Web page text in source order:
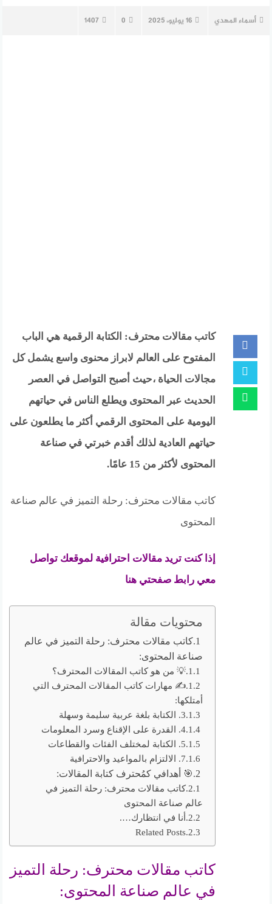
أسماء المهدي 16 يوليو، 2025 0
1407
كاتب مقالات محترف: الكتابة الرقمية هي الباب
المفتوح على العالم لابراز محنوى واسع يشمل كل
مجالات الحياة ،حيث أصبح التواصل في العصر
الحديث عبر المحتوى ويطلع الناس في حياتهم
اليومية على المحتوى الرقمي أكثر ما يطلعون على
حياتهم العادية لذلك أقدم خبرتي في صناعة
المحتوى لأكثر من 15 عامًا.
كاتب مقالات محترف: رحلة التميز في عالم صناعة
المحتوى
إذا كنت تريد مقالات احترافية لموقعك تواصل
معي رابط صفحتيهنا
محتويات مقالة
كاتب مقالات محترف: رحلة التميز في عالم
صناعة المحتوى:
💡 من هو كاتب المقالات المحترف؟
✍️ مهارات كاتب المقالات المحترف التي
أمتلكها:
3. الكتابة بلغة عربية سليمة وسهلة
4. القدرة على الإقناع وسرد المعلومات
5. الكتابة لمختلف الفئات والقطاعات
7. الالتزام بالمواعيد والاحترافية
🎯 أهدافي كمُحترف كتابة المقالات:
كاتب مقالات محترف: رحلة التميز في
عالم صناعة المحتوى
أنا في انتظارك….
Related Posts
كاتب مقالات محترف: رحلة التميز
في عالم صناعة المحتوى: